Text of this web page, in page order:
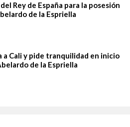
Rey de España para la posesión
de la Espriella
a Cali y pide tranquilidad en inicio
de la Espriella